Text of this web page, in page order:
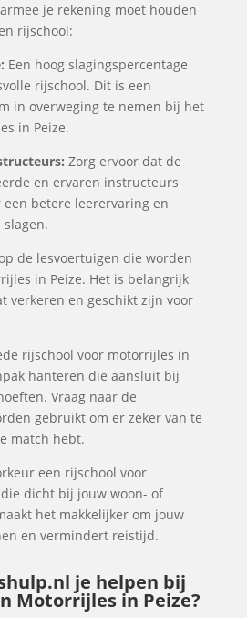
je rekening moet houden
rijschool:
Een hoog slagingspercentage
rijschool. Dit is een
in overweging te nemen bij het
in Peize.
Zorg ervoor dat de
en ervaren instructeurs
betere leerervaring en
de lesvoertuigen die worden
in Peize. Het is belangrijk
verkeren en geschikt zijn voor
rijschool voor motorrijles in
hanteren die aansluit bij
Vraag naar de
gebruikt om er zeker van te
match hebt.
een rijschool voor
dicht bij jouw woon- of
het makkelijker om jouw
en vermindert reistijd.
je helpen bij
Motorrijles in Peize?